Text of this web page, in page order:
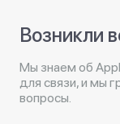
Возникли
Мы знаем об
для связи, и мы
вопросы.